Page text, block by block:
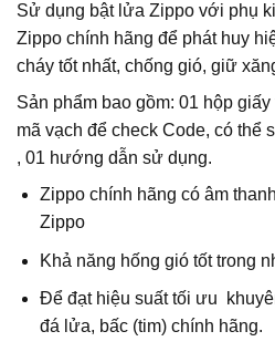
Sử dụng bật lửa Zippo với phụ
Zippo chính hãng để phát huy
cháy tốt nhất, chống gió, giữ
Sản phẩm bao gồm: 01 hộp
mã vạch để check Code, có thể
, 01 hướng dẫn sử dụng.
Zippo chính hãng có âm
Zippo
Khả năng hống gió tốt trong
Để đạt hiệu suất tối ưu
đá lửa, bấc (tim) chính hãng.